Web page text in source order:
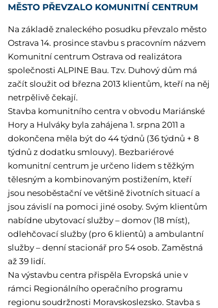
MĚSTO PŘEVZALO KOMUNITNÍ CENTRUM
Na základě znaleckého posudku převzalo město
Ostrava 14. prosince stavbu s pracovním názvem
Komunitní centrum Ostrava od realizátora
společnosti ALPINE Bau. Tzv. Duhový dům má
začít sloužit od března 2013 klientům, kteří na něj
netrpělivě čekají.
Stavba komunitního centra v obvodu Mariánské
Hory a Hulváky byla zahájena 1. srpna 2011 a
dokončena měla být do 44 týdnů (36 týdnů + 8
týdnů z dodatku smlouvy). Bezbariérové
komunitní centrum je určeno lidem s těžkým
tělesným a kombinovaným postižením, kteří
jsou nesoběstační ve většině životních situací a
jsou závislí na pomoci jiné osoby. Svým klientům
nabídne ubytovací služby – domov (18 míst),
odlehčovací služby (pro 6 klientů) a ambulantní
služby – denní stacionář pro 54 osob. Zaměstná
až 39 lidí.
Na výstavbu centra přispěla Evropská unie v
rámci Regionálního operačního programu
regionu soudržnosti Moravskoslezsko. Stavba s